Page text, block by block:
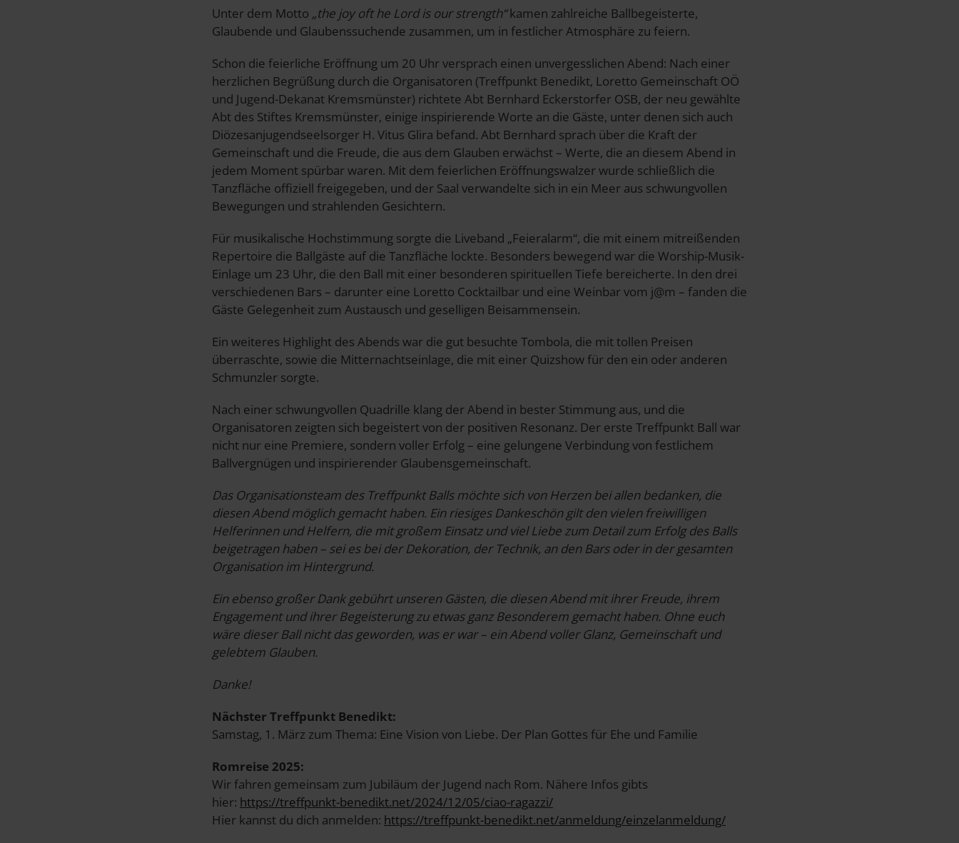
Unter dem Motto „the joy oft he Lord is our strength“kamen zahlreiche Ballbegeisterte,
Glaubende und Glaubenssuchende zusammen, um in festlicher Atmosphäre zu feiern.
Schon die feierliche Eröffnung um 20 Uhr versprach einen unvergesslichen Abend: Nach einer
herzlichen Begrüßung durch die Organisatoren (Treffpunkt Benedikt, Loretto Gemeinschaft OÖ
und Jugend-Dekanat Kremsmünster) richtete Abt Bernhard Eckerstorfer OSB, der neu gewählte
Abt des Stiftes Kremsmünster, einige inspirierende Worte an die Gäste, unter denen sich auch
Diözesanjugendseelsorger H. Vitus Glira befand. Abt Bernhard sprach über die Kraft der
Gemeinschaft und die Freude, die aus dem Glauben erwächst – Werte, die an diesem Abend in
jedem Moment spürbar waren. Mit dem feierlichen Eröffnungswalzer wurde schließlich die
Tanzfläche offiziell freigegeben, und der Saal verwandelte sich in ein Meer aus schwungvollen
Bewegungen und strahlenden Gesichtern.
Für musikalische Hochstimmung sorgte die Liveband „Feieralarm“, die mit einem mitreißenden
Repertoire die Ballgäste auf die Tanzfläche lockte. Besonders bewegend war die Worship-Musik-
Einlage um 23 Uhr, die den Ball mit einer besonderen spirituellen Tiefe bereicherte. In den drei
verschiedenen Bars – darunter eine Loretto Cocktailbar und eine Weinbar vom j@m – fanden die
Gäste Gelegenheit zum Austausch und geselligen Beisammensein.
Ein weiteres Highlight des Abends war die gut besuchte Tombola, die mit tollen Preisen
überraschte, sowie die Mitternachtseinlage, die mit einer Quizshow für den ein oder anderen
Schmunzler sorgte.
Nach einer schwungvollen Quadrille klang der Abend in bester Stimmung aus, und die
Organisatoren zeigten sich begeistert von der positiven Resonanz. Der erste Treffpunkt Ball war
nicht nur eine Premiere, sondern voller Erfolg – eine gelungene Verbindung von festlichem
Ballvergnügen und inspirierender Glaubensgemeinschaft.
Das Organisationsteam des Treffpunkt Balls möchte sich von Herzen bei allen bedanken, die
diesen Abend möglich gemacht haben. Ein riesiges Dankeschön gilt den vielen freiwilligen
Helferinnen und Helfern, die mit großem Einsatz und viel Liebe zum Detail zum Erfolg des Balls
beigetragen haben – sei es bei der Dekoration, der Technik, an den Bars oder in der gesamten
Organisation im Hintergrund.
Ein ebenso großer Dank gebührt unseren Gästen, die diesen Abend mit ihrer Freude, ihrem
Engagement und ihrer Begeisterung zu etwas ganz Besonderem gemacht haben. Ohne euch
wäre dieser Ball nicht das geworden, was er war – ein Abend voller Glanz, Gemeinschaft und
gelebtem Glauben.
Danke!
Nächster Treffpunkt Benedikt:
Samstag, 1. März zum Thema: Eine Vision von Liebe. Der Plan Gottes für Ehe und Familie
Romreise 2025:
Wir fahren gemeinsam zum Jubiläum der Jugend nach Rom. Nähere Infos gibts
hier: https://treffpunkt-benedikt.net/2024/12/05/ciao-ragazzi/
Hier kannst du dich anmelden: https://treffpunkt-benedikt.net/anmeldung/einzelanmeldung/